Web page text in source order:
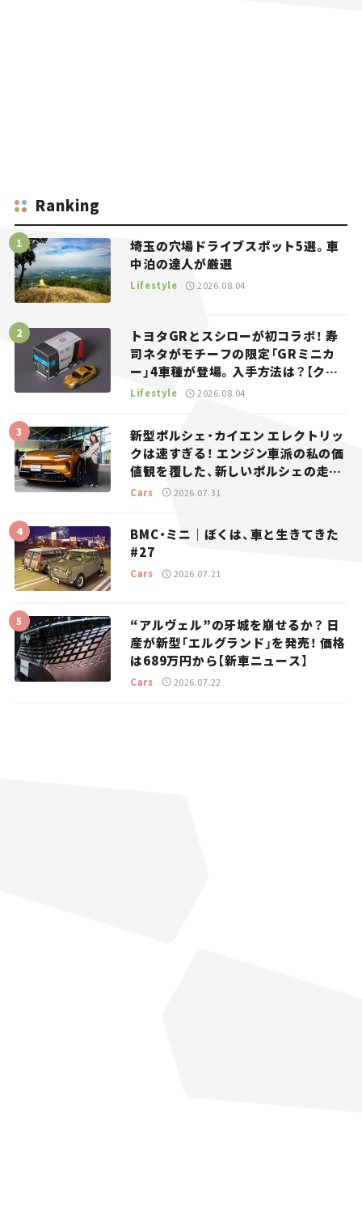
Ranking
埼玉の穴場ドライブスポット5選。車
中泊の達人が厳選
Lifestyle 2026.08.04
トヨタGRとスシローが初コラボ！ 寿
司ネタがモチーフの限定「GRミニカ
ー」4車種が登場。入手方法は？【クル
マとホビー】
Lifestyle 2026.08.04
新型ポルシェ・カイエン エレクトリッ
クは速すぎる！ エンジン車派の私の価
値観を覆した、新しいポルシェの走
り。
Cars 2026.07.31
BMC・ミニ｜ぼくは、車と生きてきた
#27
Cars 2026.07.21
“アルヴェル”の牙城を崩せるか？ 日
産が新型「エルグランド」を発売！ 価格
は689万円から【新車ニュース】
Cars 2026.07.22